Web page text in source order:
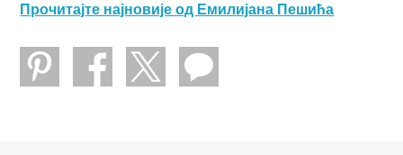
Прочитајте најновије од Емилијана Пешића